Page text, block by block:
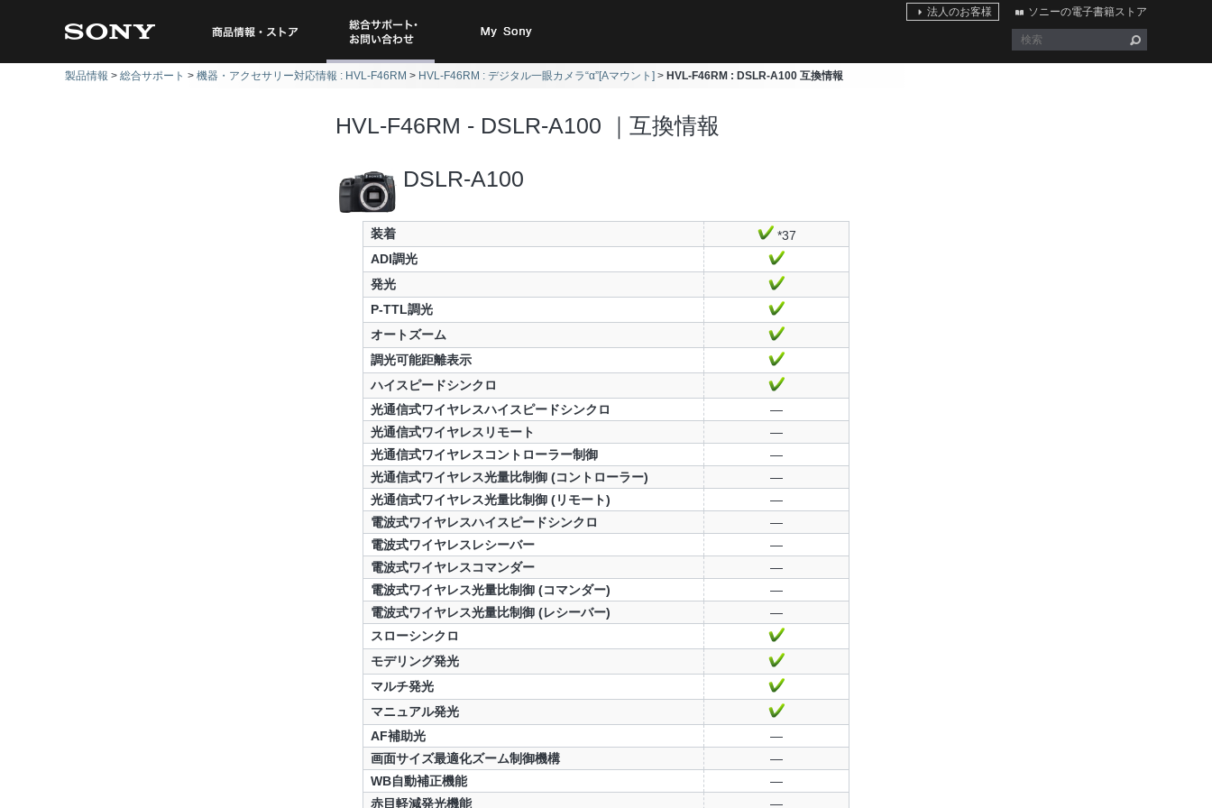
商品情報・ストア
総合サポート・お
My Sony
法人のお客様 ソニーの電子書籍ストア
製品情報 総合サポート 機器・アクセサリー対応情報 : HVL-F46RM HVL-F46RM : デジタル一眼カメラ“α”[Aマウント] HVL-F46RM : DSLR-A100 互換情報
HVL-F46RM - DSLR-A100 ｜互換情報
DSLR-A100
装着
*37
ADI調光
発光
P-TTL調光
オートズーム
調光可能距離表示
ハイスピードシンクロ
光通信式ワイヤレスハイスピードシンクロ
—
光通信式ワイヤレスリモート
—
光通信式ワイヤレスコントローラー制御
—
光通信式ワイヤレス光量比制御 (コントローラー)
—
光通信式ワイヤレス光量比制御 (リモート)
—
電波式ワイヤレスハイスピードシンクロ
—
電波式ワイヤレスレシーバー
—
電波式ワイヤレスコマンダー
—
電波式ワイヤレス光量比制御 (コマンダー)
—
電波式ワイヤレス光量比制御 (レシーバー)
—
スローシンクロ
モデリング発光
マルチ発光
マニュアル発光
AF補助光
—
画面サイズ最適化ズーム制御機構
—
WB自動補正機能
—
赤目軽減発光機能
—